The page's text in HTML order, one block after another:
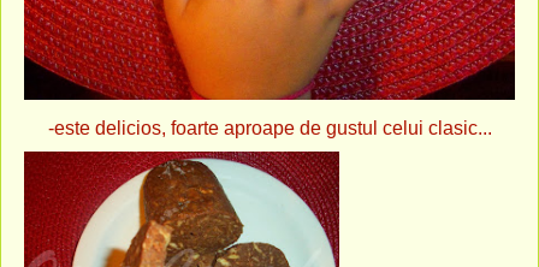
-este delicios, foarte aproape de gustul celui clasic...